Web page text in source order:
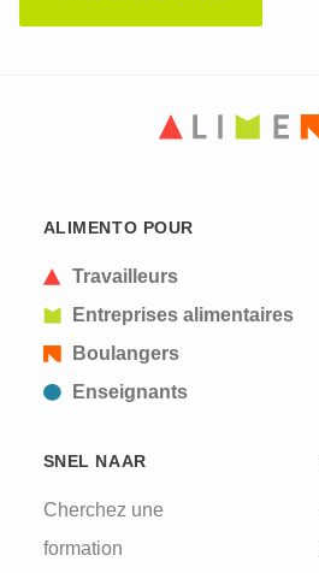
ALIMENTO POUR
Travailleurs
Entreprises alimentaires
Boulangers
Enseignants
SNEL NAAR
Cherchez une
formation